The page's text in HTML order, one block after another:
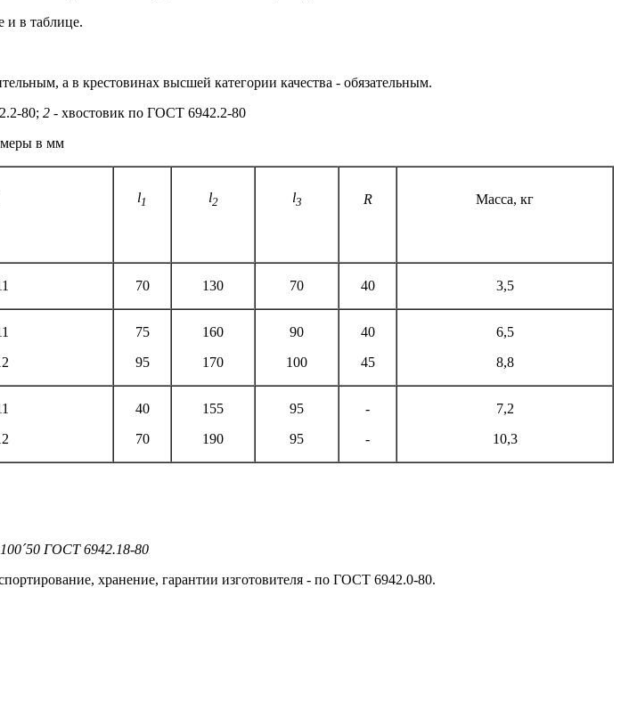
и в таблице.
а в крестовинах высшей категории качества - обязательным.
80; 2 - хвостовик по ГОСТ 6942.2-80
в мм
l1 l2 l3 R Масса, кг
70 130 70 40 3,5
75
95
160
170
90
100
40
45
6,5
8,8
40
70
155
190
95
95
-
-
7,2
10,3
´50 ГОСТ 6942.18-80
хранение, гарантии изготовителя - по ГОСТ 6942.0-80.